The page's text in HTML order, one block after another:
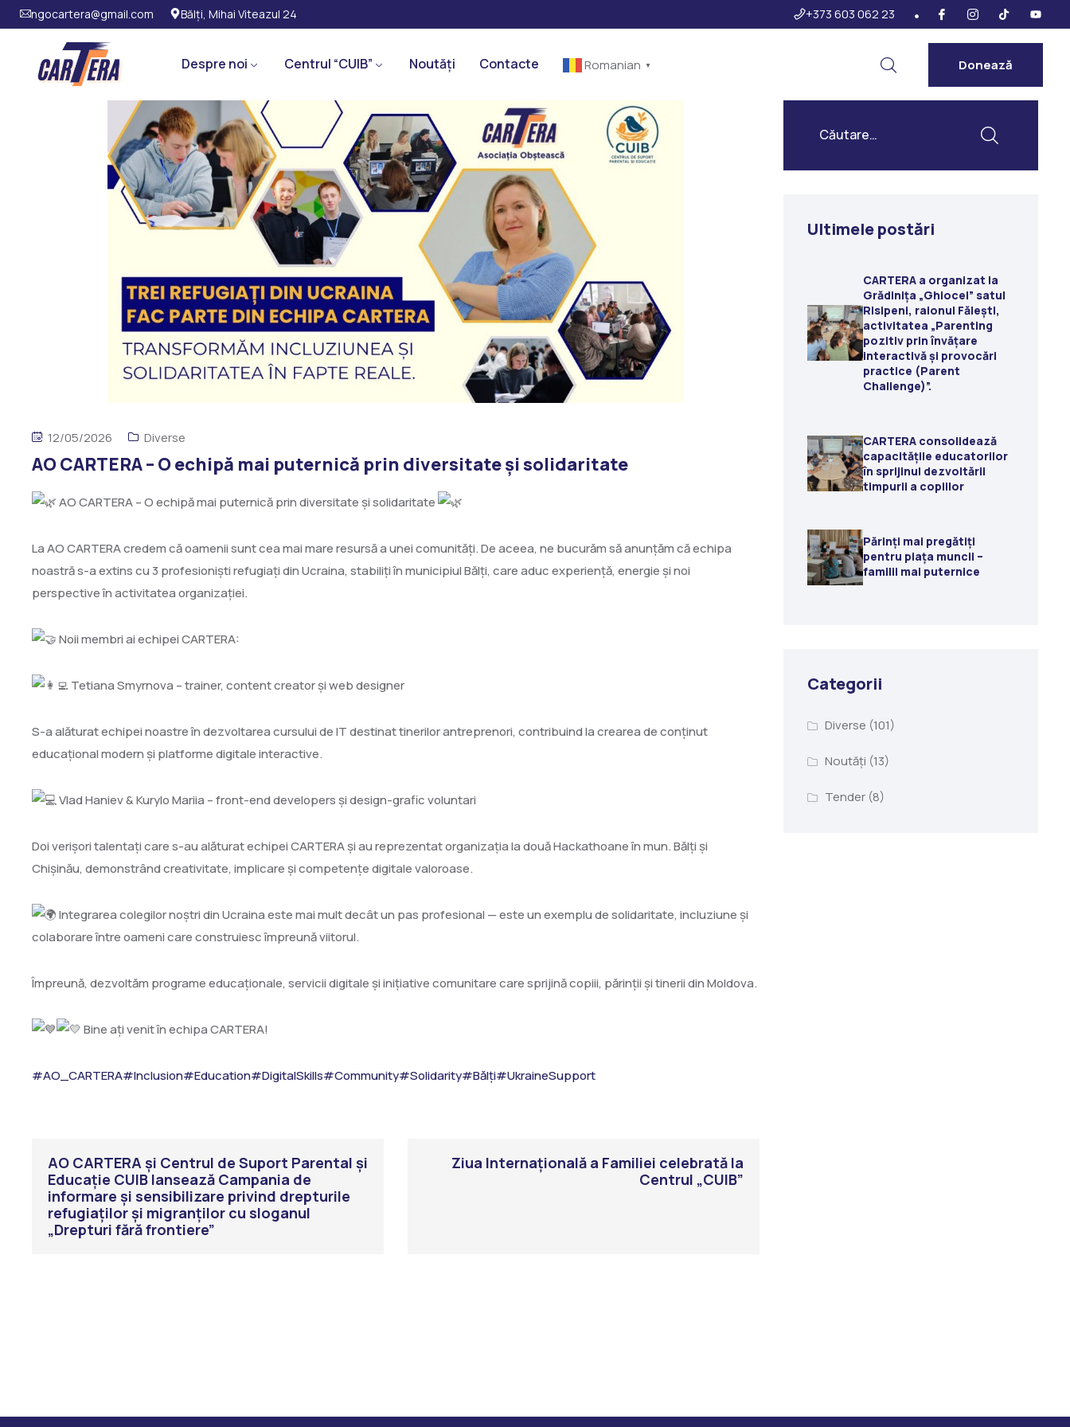
ngocartera@gmail.com Bălți, Mihai Viteazul 24 +373 603 062 23
Despre noi Centrul “CUIB” Noutăți Contacte Romanian ▼ Donează
12/05/2026 Diverse
AO CARTERA – O echipă mai puternică prin diversitate și solidaritate
AO CARTERA – O echipă mai puternică prin diversitate și solidaritate
La AO CARTERA credem că oamenii sunt cea mai mare resursă a unei comunități. De aceea, ne bucurăm să anunțăm că echipa
noastră s-a extins cu 3 profesioniști refugiați din Ucraina, stabiliți în municipiul Bălți, care aduc experiență, energie și noi
perspective în activitatea organizației.
Noii membri ai echipei CARTERA:
Tetiana Smyrnova – trainer, content creator și web designer
S-a alăturat echipei noastre în dezvoltarea cursului de IT destinat tinerilor antreprenori, contribuind la crearea de conținut
educațional modern și platforme digitale interactive.
Vlad Haniev & Kurylo Mariia – front-end developers și design-grafic voluntari
Doi verișori talentați care s-au alăturat echipei CARTERA și au reprezentat organizația la două Hackathoane în mun. Bălți și
Chișinău, demonstrând creativitate, implicare și competențe digitale valoroase.
Integrarea colegilor noștri din Ucraina este mai mult decât un pas profesional — este un exemplu de solidaritate, incluziune și
colaborare între oameni care construiesc împreună viitorul.
Împreună, dezvoltăm programe educaționale, servicii digitale și inițiative comunitare care sprijină copiii, părinții și tinerii din Moldova.
Bine ați venit în echipa CARTERA!
#AO_CARTERA#Inclusion#Education#DigitalSkills#Community#Solidarity#Bălți#UkraineSupport
AO CARTERA și Centrul de Suport Parental și
Educație CUIB lansează Campania de
informare și sensibilizare privind drepturile
refugiaților și migranților cu sloganul
„Drepturi fără frontiere”
Ziua Internațională a Familiei celebrată la
Centrul „CUIB”
Ultimele postări
CARTERA a organizat la
Grădiniţa „Ghiocel” satul
Risipeni, raionul Fălești,
activitatea „Parenting
pozitiv prin învățare
interactivă și provocări
practice (Parent
Challenge)”.
CARTERA consolidează
capacitățile educatorilor
în sprijinul dezvoltării
timpurii a copiilor
Părinți mai pregătiți
pentru piața muncii –
familii mai puternice
Categorii
Diverse (101)
Noutăți (13)
Tender(8)